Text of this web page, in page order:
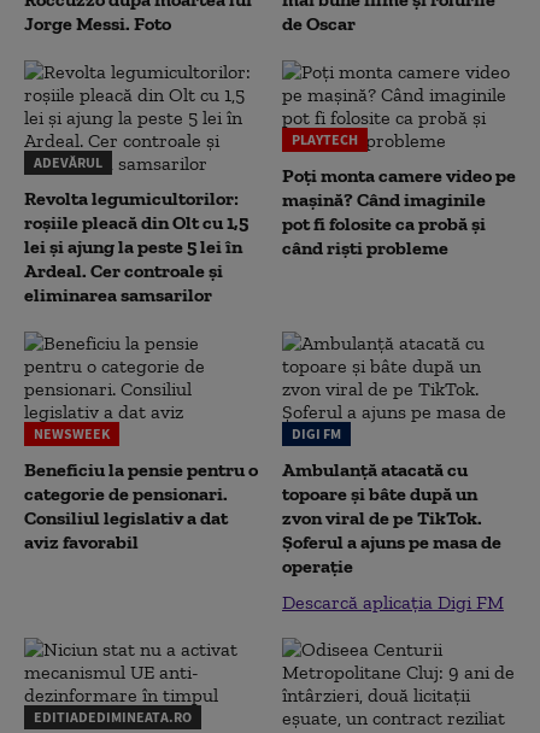
Jorge Messi. Foto
de Oscar
ADEVĂRUL
Revolta legumicultorilor:
roșiile pleacă din Olt cu 1,5
lei și ajung la peste 5 lei în
Ardeal. Cer controale și
eliminarea samsarilor
PLAYTECH
Poți monta camere video pe
mașină? Când imaginile
pot fi folosite ca probă și
când riști probleme
NEWSWEEK
Beneficiu la pensie pentru o
categorie de pensionari.
Consiliul legislativ a dat
aviz favorabil
DIGI FM
Ambulanță atacată cu
topoare și bâte după un
zvon viral de pe TikTok.
Șoferul a ajuns pe masa de
operație
Descarcă aplicația Digi FM
EDITIADEDIMINEATA.RO